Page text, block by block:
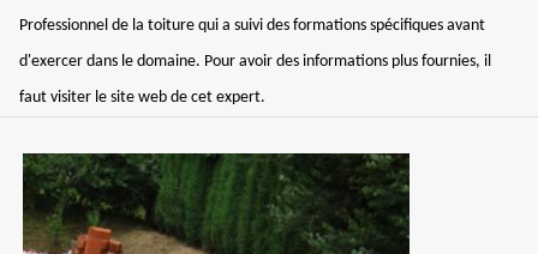
Professionnel de la toiture qui a suivi des formations spécifiques avant
d'exercer dans le domaine. Pour avoir des informations plus fournies, il
faut visiter le site web de cet expert.